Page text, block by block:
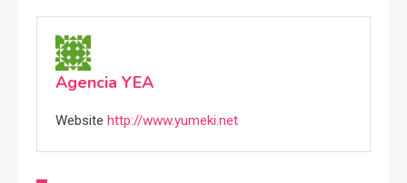
Agencia YEA
Website http://www.yumeki.net